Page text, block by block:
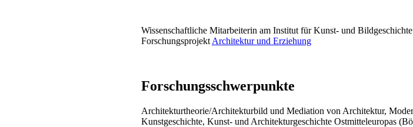
Wissenschaftliche Mitarbeiterin am Institut für Kunst- und Bildgeschichte
Forschungsprojekt Architektur und Erziehung
Forschungsschwerpunkte
Architekturtheorie/Architekturbild und Mediation von Architektur,
Kunstgeschichte, Kunst- und Architekturgeschichte Ostmitteleuropas